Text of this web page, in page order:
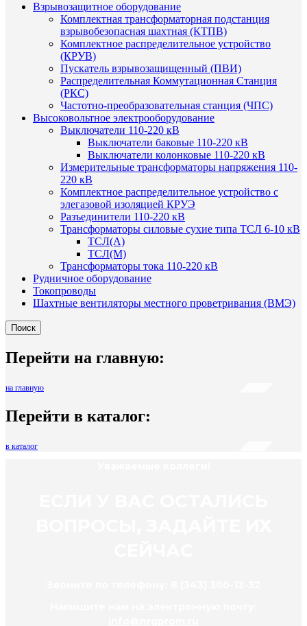
Взрывозащитное оборудование
Комплектная трансформаторная подстанция
взрывобезопасная шахтная (КТПВ)
Комплектное распределительное устройство
(КРУВ)
Пускатель взрывозащищенный (ПВИ)
Распределительная Коммутационная Станция
(РКС)
Частотно-преобразовательная станция (ЧПС)
Высоковольтное электрооборудование
Выключатели 110-220 кВ
Выключатели баковые 110-220 кВ
Выключатели колонковые 110-220 кВ
Измерительные трансформаторы напряжения 110-
220 кВ
Комплектное распределительное устройство с
элегазовой изоляцией КРУЭ
Разъединители 110-220 кВ
Трансформаторы силовые сухие типа ТСЛ 6-10 кВ
ТСЛ(А)
ТСЛ(М)
Трансформаторы тока 110-220 кВ
Рудничное оборудование
Токопроводы
Шахтные вентиляторы местного проветривания (ВМЭ)
Поиск
Перейти на главную:
на главную
Перейти в каталог:
в каталог